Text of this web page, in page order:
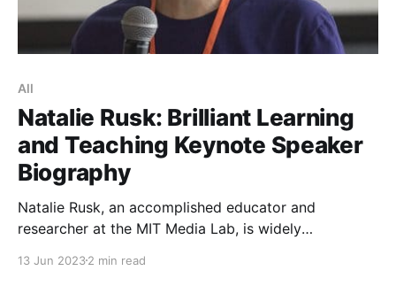
All
Natalie Rusk: Brilliant Learning
and Teaching Keynote Speaker
Biography
Natalie Rusk, an accomplished educator and
researcher at the MIT Media Lab, is widely
fields of learning, motivation, educational technology,
13 Jun 20232 min read